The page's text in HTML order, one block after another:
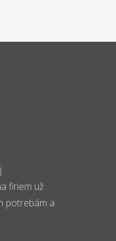
firiem už
potrebám a